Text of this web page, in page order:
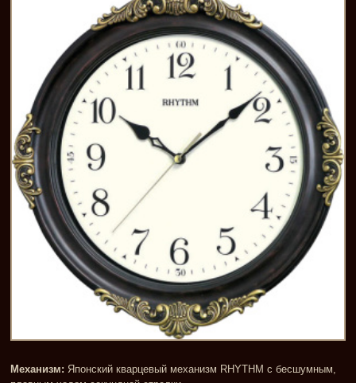
Механизм: Японский кварцевый механизм RHYTHM с бесшумным,